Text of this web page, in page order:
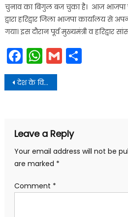
चुनाव का बिगुल बज चुका है। आज भाजपा
द्वारा हरिद्वार जिला भाजपा कार्यालय
गया। इस दौरान पूर्व मुख्यमंत्री व हरिद्वार
Facebook
WhatsApp
Gmail
Post
navigation
देश के विभाजन के दर्द को कभी भुलाया नहीं जा सकता-मुख्यमंत्री
Leave a Reply
Your email address will not be
are marked *
Comment *